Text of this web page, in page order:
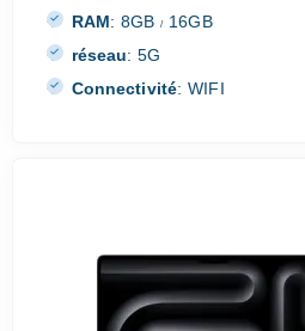
RAM: 8GB/ 16GB
réseau: 5G
Connectivité: WIFI